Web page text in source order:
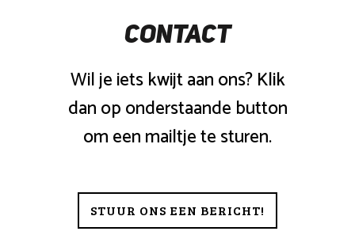
CONTACT
Wil je iets kwijt aan ons? Klik
dan op onderstaande button
om een mailtje te sturen.
STUUR ONS EEN BERICHT!